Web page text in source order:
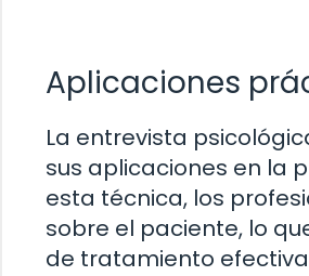
Aplicaciones
La entrevista
sus aplicaciones en la
esta técnica, los
sobre el paciente, lo
de tratamiento